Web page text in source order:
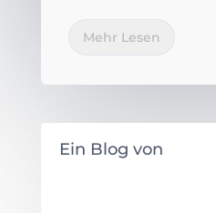
Mehr Lesen
Ein Blog von